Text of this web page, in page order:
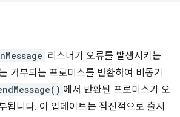
리스너가 오류를 발생시키는
거부되는 프로미스를 반환하여 비동기
에서 반환된 프로미스가 오
됩니다. 이 업데이트는 점진적으로 출시